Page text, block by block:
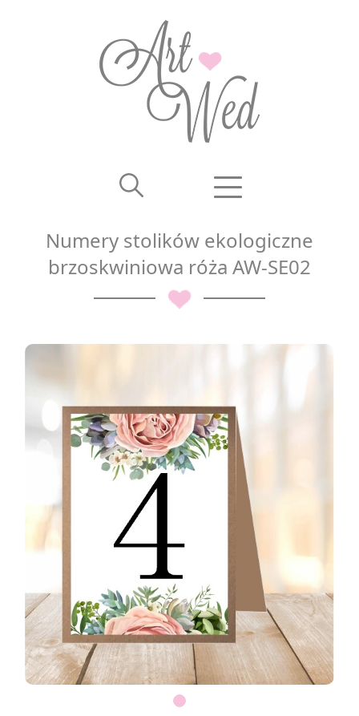
Numery stolików ekologiczne
brzoskwiniowa róża AW-SE02